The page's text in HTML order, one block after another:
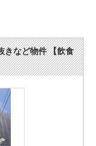
きなど物件 【飲食